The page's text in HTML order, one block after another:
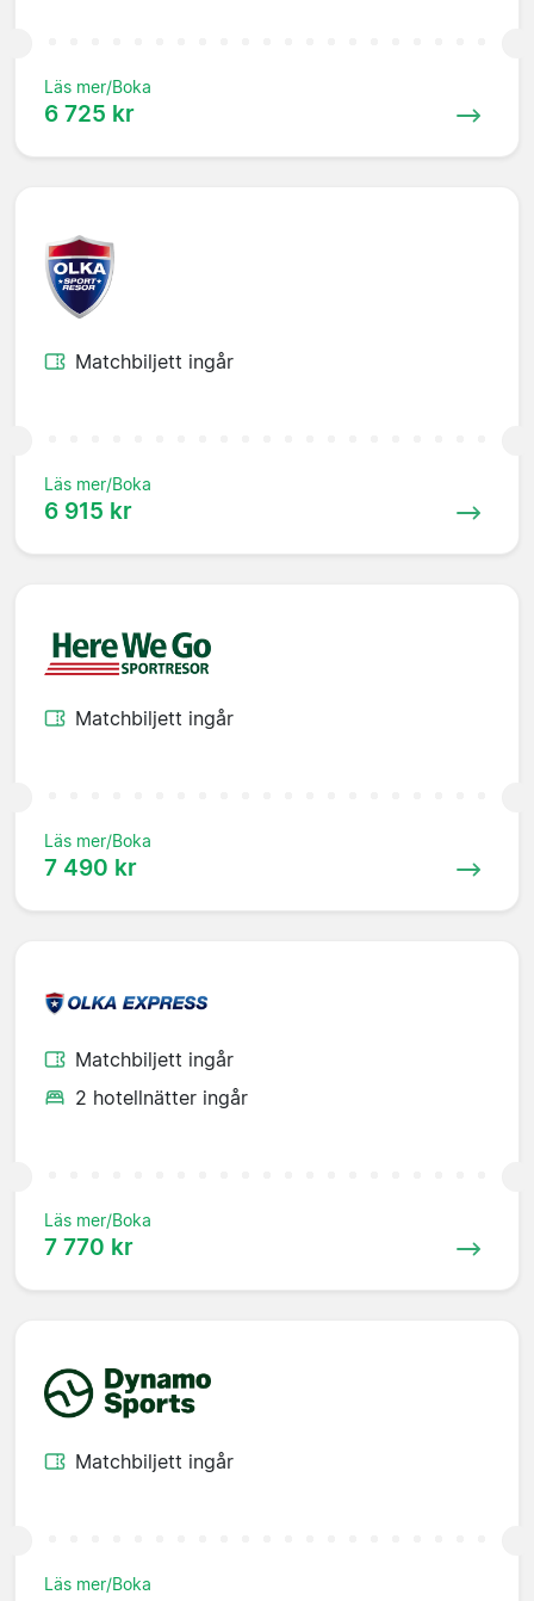
Läs mer/Boka
6 725 kr
Matchbiljett ingår
Läs mer/Boka
6 915 kr
Matchbiljett ingår
Läs mer/Boka
7 490 kr
Matchbiljett ingår
2 hotellnätter ingår
Läs mer/Boka
7 770 kr
Matchbiljett ingår
Läs mer/Boka